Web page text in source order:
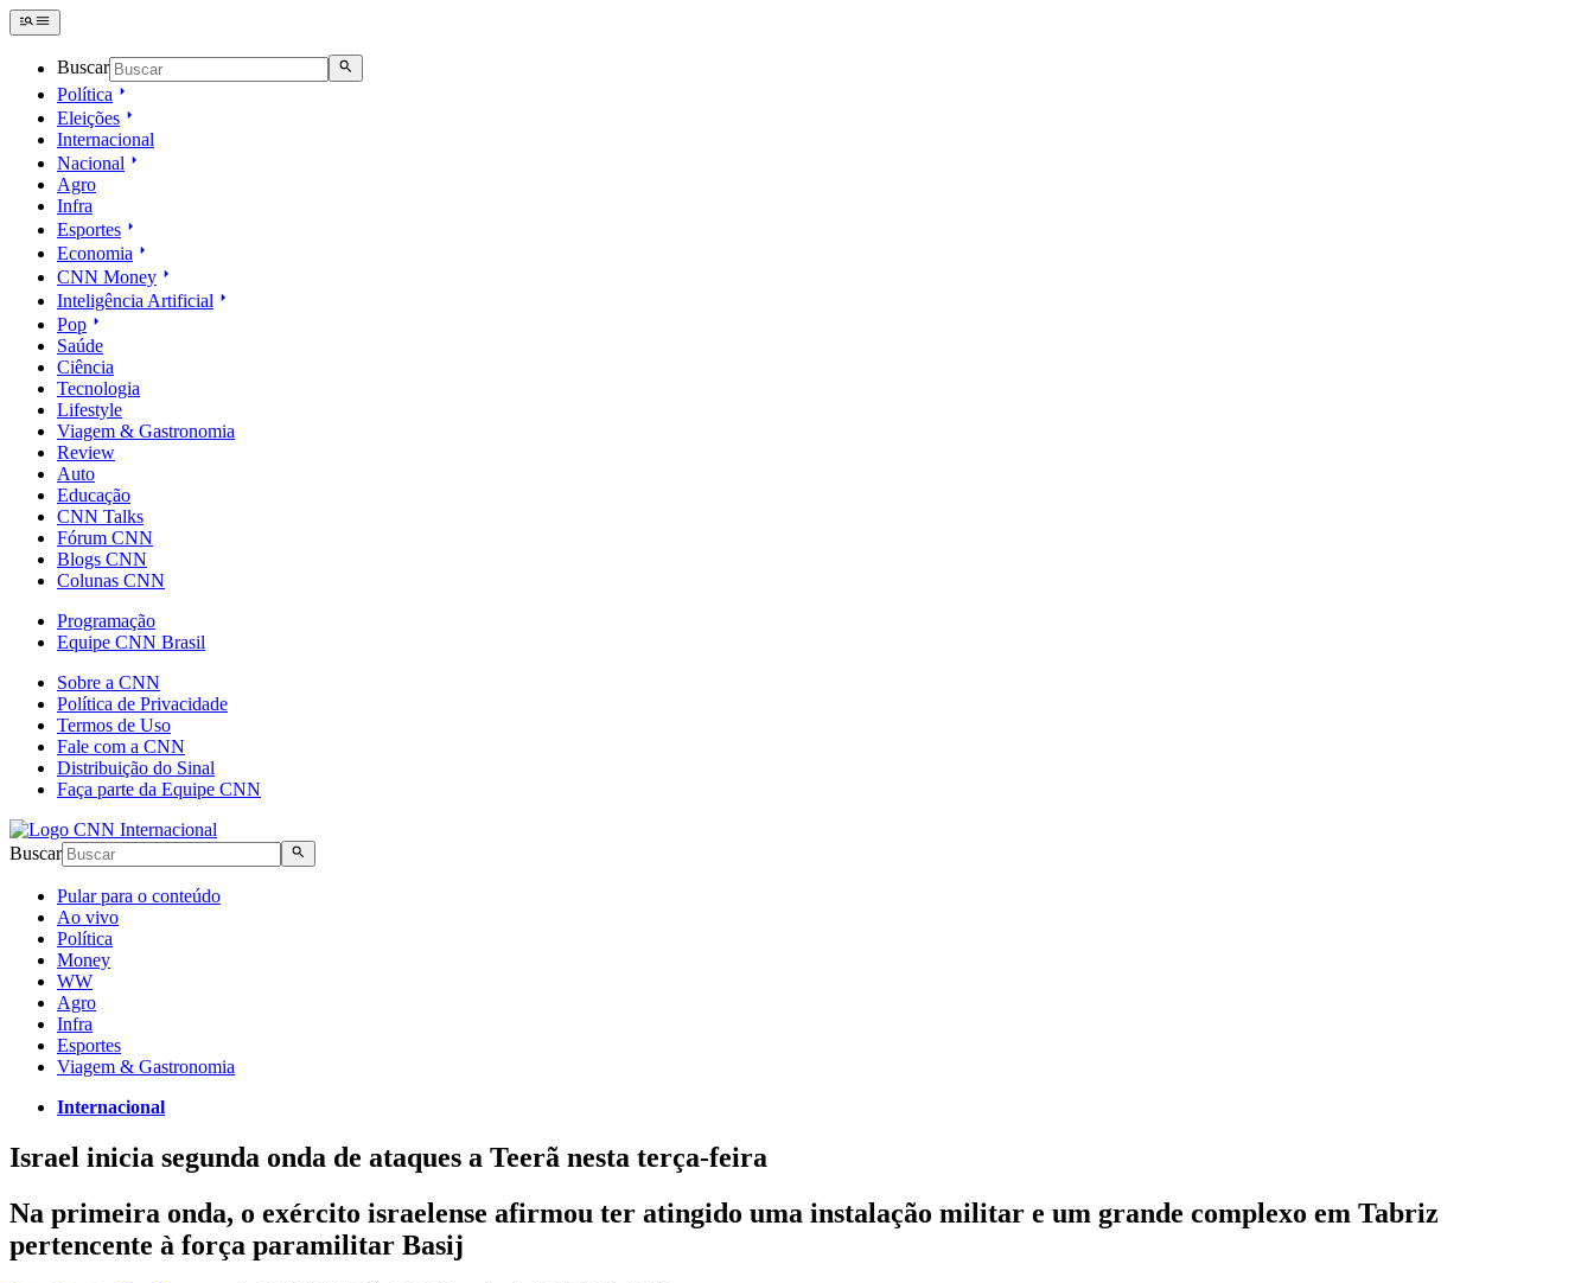
Buscar
Política
Eleições
Internacional
Nacional
Agro
Infra
Esportes
Economia
CNN Money
Inteligência Artificial
Pop
Saúde
Ciência
Tecnologia
Lifestyle
Viagem & Gastronomia
Review
Auto
Educação
CNN Talks
Fórum CNN
Blogs CNN
Colunas CNN
Programação
Equipe CNN Brasil
Sobre a CNN
Política de Privacidade
Termos de Uso
Fale com a CNN
Distribuição do Sinal
Faça parte da Equipe CNN
Buscar
Pular para o conteúdo
Ao vivo
Política
Money
WW
Agro
Infra
Esportes
Viagem & Gastronomia
Internacional
Israel inicia segunda onda de ataques a Teerã nesta terça-feira
Na primeira onda, o exército israelense afirmou ter atingido uma instalação militar e um grande complexo em Tabriz
pertencente à força paramilitar Basij